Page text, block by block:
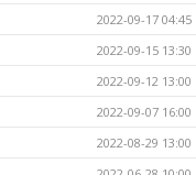
2022-09-17 04:45
2022-09-15 13:30
2022-09-12 13:00
2022-09-07 16:00
2022-08-29 13:00